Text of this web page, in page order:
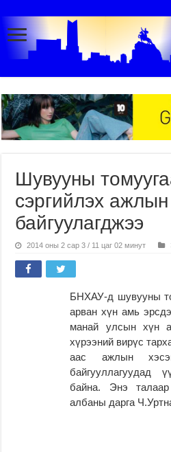
Шувууны
сэргийлэх ажлын
байгуулагджээ
2014 оны 2 сар 3 / 11 цаг 02 минут
БНХАУ-д шувууны
арван хүн амь
манай улсын хүн
хүрээний вирүс
аас ажлын
байгууллагуудад
байна. Энэ
албаны дарга